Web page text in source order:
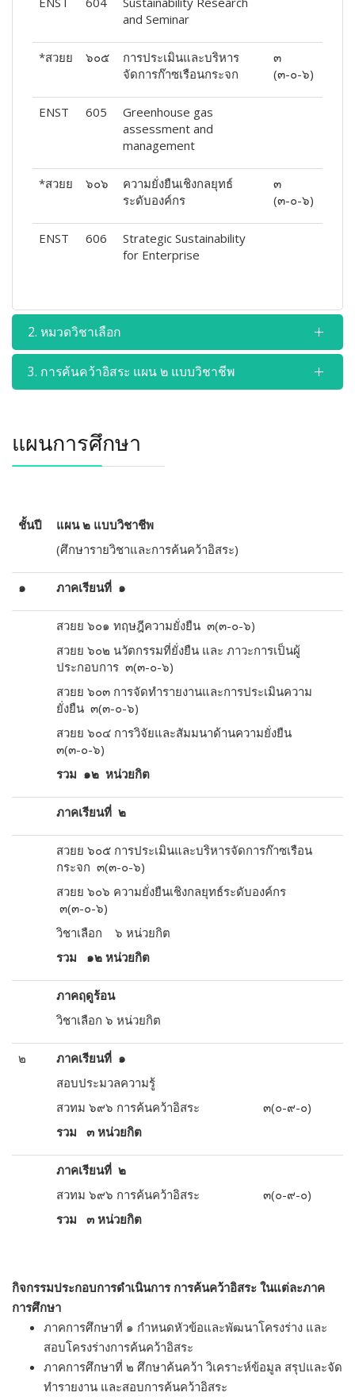
and Seminar
*สวยย ๖๐๕
การประเมินและบริหาร
จัดการก๊าซเรือนกระจก
๓
(๓-๐-๖)
ENST 605
Greenhouse gas
assessment and
management
*สวยย ๖๐๖
ความยั่งยืนเชิงกลยุทธ์
ระดับองค์กร
๓
(๓-๐-๖)
ENST 606
Strategic Sustainability
for Enterprise
2. หมวดวิชาเลือก
3. การค้นคว้าอิสระ แผน ๒ แบบวิชาชีพ
แผนการศึกษา
ชั้นปี
แผน ๒ แบบวิชาชีพ
(ศึกษารายวิชาและการค้นคว้าอิสระ)
๑ ภาคเรียนที่ ๑
สวยย ๖๐๑ ทฤษฎีความยั่งยืน ๓(๓-๐-๖)
สวยย ๖๐๒ นวัตกรรมที่ยั่งยืน และ ภาวะการเป็นผู้
ประกอบการ ๓(๓-๐-๖)
สวยย ๖๐๓ การจัดทำรายงานและการประเมินความ
ยั่งยืน ๓(๓-๐-๖)
สวยย ๖๐๔ การวิจัยและสัมมนาด้านความยั่งยืน
๓(๓-๐-๖)
รวม ๑๒ หน่วยกิต
ภาคเรียนที่ ๒
สวยย ๖๐๕ การประเมินและบริหารจัดการก๊าซเรือน
กระจก ๓(๓-๐-๖)
สวยย ๖๐๖ ความยั่งยืนเชิงกลยุทธ์ระดับองค์กร
๓(๓-๐-๖)
วิชาเลือก ๖ หน่วยกิต
รวม ๑๒ หน่วยกิต
ภาคฤดูร้อน
วิชาเลือก ๖ หน่วยกิต
๒
ภาคเรียนที่ ๑
สอบประมวลความรู้
สวทม ๖๙๖ การค้นคว้าอิสระ ๓(๐-๙-๐)
รวม ๓ หน่วยกิต
ภาคเรียนที่ ๒
สวทม ๖๙๖ การค้นคว้าอิสระ ๓(๐-๙-๐)
รวม ๓ หน่วยกิต
กิจกรรมประกอบการดำเนินการ การค้นคว้าอิสระ ในแต่ละภาค
การศึกษา
ภาคการศึกษาที่ ๑ กำหนดหัวข้อและพัฒนาโครงร่าง และ
สอบโครงร่างการค้นคว้าอิสระ
ภาคการศึกษาที่ ๒ ศึกษาค้นคว้า วิเคราะห์ข้อมูล สรุปและจัด
ทำรายงาน และสอบการค้นคว้าอิสระ